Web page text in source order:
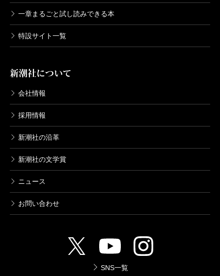
一章まるごと試し読みできる本
特設サイト一覧
新潮社について
会社情報
採用情報
新潮社の沿革
新潮社の文学賞
ニュース
お問い合わせ
SNS一覧